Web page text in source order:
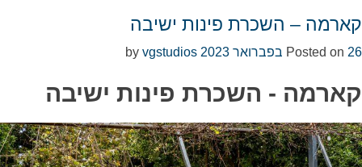
קארמה – השכרת פינות ישיבה
Posted on 26 בפברואר 2023 vgstudios
קארמה - השכרת פינות ישיבה